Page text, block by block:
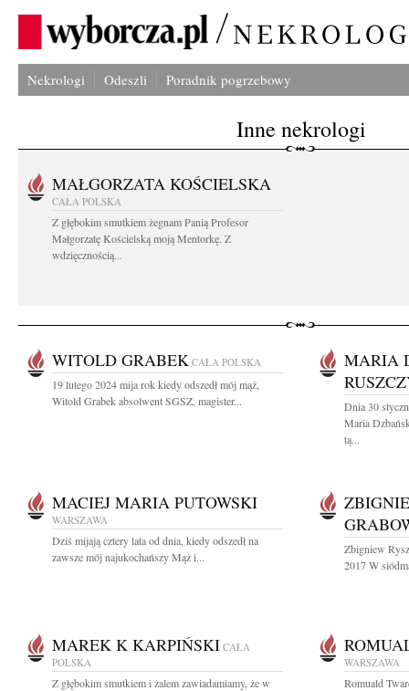
Nekrologi Odeszli Poradnik pogrzebowy
Inne nekrologi
MAŁGORZATA KOŚCIELSKA
CAŁA POLSKA
Z głębokim smutkiem żegnam Panią Profesor
Małgorzatę Kościelską moją Mentorkę. Z
wdzięcznością...
WITOLD GRABEK CAŁA POLSKA
19 lutego 2024 mija rok kiedy odszedł mój mąż,
Witold Grabek absolwent SGSZ, magister...
MARIA
Dnia 30
Maria
tą...
MACIEJ MARIA PUTOWSKI
WARSZAWA
Dziś mijają cztery lata od dnia, kiedy odszedł na
zawsze mój najukochańszy Mąż i...
Zbigniew
2017 W
MAREK K KARPIŃSKI CAŁA
POLSKA
Z głębokim smutkiem i żalem zawiadamiamy, że w
WARSZAWA
Romuald